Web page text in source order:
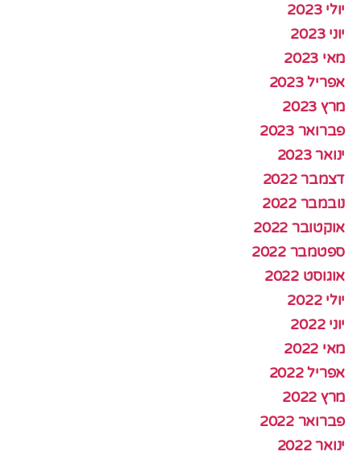
יולי 2023
יוני 2023
מאי 2023
אפריל 2023
מרץ 2023
פברואר 2023
ינואר 2023
דצמבר 2022
נובמבר 2022
אוקטובר 2022
ספטמבר 2022
אוגוסט 2022
יולי 2022
יוני 2022
מאי 2022
אפריל 2022
מרץ 2022
פברואר 2022
ינואר 2022